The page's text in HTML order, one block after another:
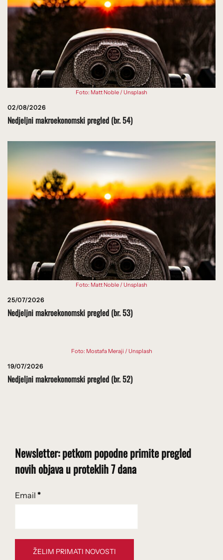
Foto: Matt Noble / Unsplash
02/08/2026
Nedjeljni makroekonomski pregled (br. 54)
Foto: Matt Noble / Unsplash
25/07/2026
Nedjeljni makroekonomski pregled (br. 53)
Foto: Mostafa Meraji / Unsplash
19/07/2026
Nedjeljni makroekonomski pregled (br. 52)
Newsletter: petkom popodne primite pregled
novih objava u proteklih 7 dana
Email *